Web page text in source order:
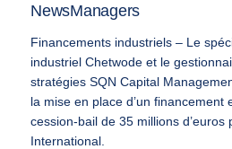
NewsManagers
Financements industriels – Le
industriel Chetwode et le
stratégies SQN Capital
la mise en place d’un financement
cession-bail de 35 millions d’euros
International